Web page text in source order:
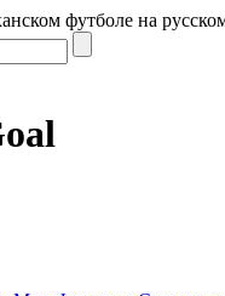
футболе на